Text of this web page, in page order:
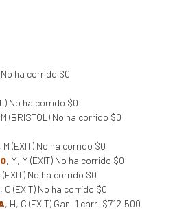
No ha corrido $0
No ha corrido $0
(BRISTOL) No ha corrido $0
M (EXIT) No ha corrido $0
, M, M (EXIT) No ha corrido $0
(EXIT) No ha corrido $0
C (EXIT) No ha corrido $0
, H, C (EXIT) Gan. 1 carr. $712.500